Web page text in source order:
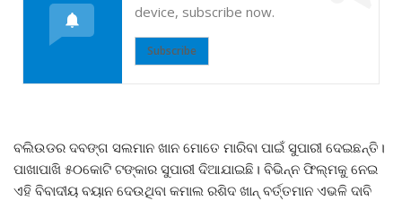
device, subscribe now.
Subscribe
ବଲିଉଡର ଦବଙ୍ଗ ସଲମାନ ଖାନ ମୋତେ ମାରିବା ପାଇଁ ସୁପାରୀ ଦେଇଛନ୍ତି।
ପାଖାପାଖି ୫୦କୋଟି ଟଙ୍କାର ସୁପାରୀ ଦିଆଯାଇଛି। ବିଭିନ୍ନ ଫିଲ୍ମକୁ ନେଇ
ଏହି ବିବାଦୀୟ ବୟାନ ଦେଉଥିବା କମାଲ ରଶିଦ ଖାନ୍ ବର୍ତ୍ତମାନ ଏଭଳି ଦାବି